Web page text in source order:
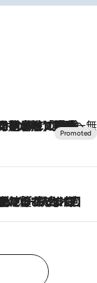
一無二。癒しと発見が待つ場所へ
マックス！約13℃の湧水かけ流しを避暑地「星野温泉 トンボの湯」で体験
に再ブーム
（74）のアグレッシブすぎる現在地